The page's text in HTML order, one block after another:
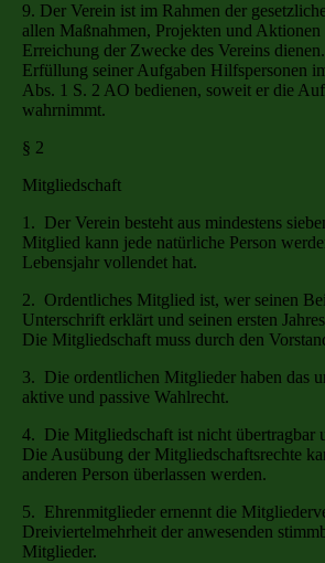
9. Der Verein ist im Rahmen der
allen Maßnahmen, Projekten und Aktionen
Erreichung der Zwecke des Vereins
Erfüllung seiner Aufgaben Hilfspersonen
Abs. 1 S. 2 AO bedienen, soweit er die
wahrnimmt.
§ 2
Mitgliedschaft
1. Der Verein besteht aus mindestens
Mitglied kann jede natürliche Person
Lebensjahr vollendet hat.
2. Ordentliches Mitglied ist, wer seinen
Unterschrift erklärt und seinen ersten
Die Mitgliedschaft muss durch den
3. Die ordentlichen Mitglieder haben das
aktive und passive Wahlrecht.
4. Die Mitgliedschaft ist nicht übertragbar
Die Ausübung der Mitgliedschaftsrechte
anderen Person überlassen werden.
5. Ehrenmitglieder ernennt die
Dreiviertelmehrheit der anwesenden
Mitglieder.